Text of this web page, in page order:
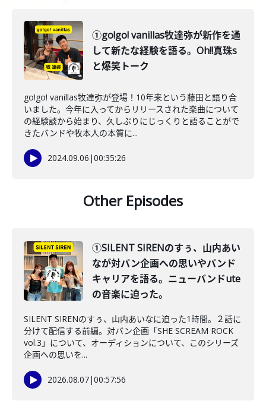
①go!go! vanillas牧達弥が新作を通
して新たな経験を語る。Oh!!真珠s
と爆笑トーク
go!go! vanillas牧達弥が登場！10年来という藤田と語り合
いました。今年に入ってからリリースされた楽曲について
の経験談から始まり、久しぶりにじっくりと語ることがで
きたバンドや牧本人の本質に...
2024.09.06 |00:35:26
Other Episodes
①SILENT SIRENのすぅ、山内あい
なが対バン企画への思いやバンド
キャリアを語る。ニューバンドute
の音楽に迫った。
SILENT SIRENのすぅ、山内あいなに迫った1時間。２話に
分けて配信する前編。対バン企画「SHE SCREAM ROCK
vol.3」について、オーディションについて、このシリーズ
企画への思いを...
2026.08.07|00:57:56